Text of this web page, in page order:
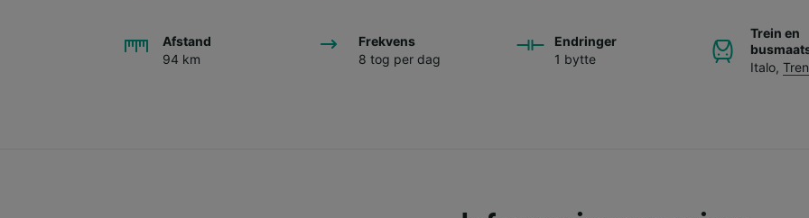
Afstand
94 km
Frekvens
8 tog per dag
Endringer
1 bytte
Trein en
Italo,